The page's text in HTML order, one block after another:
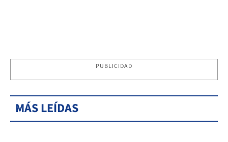
PUBLICIDAD
MÁS LEÍDAS